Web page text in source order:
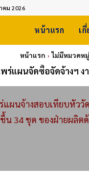
คม 2026
หน้าแรก เ
หน้าแรก ไม่มีหมวดหมู่
ร่แผนจัดซื้อจัดจ้างฯ
แผนจ้างสอบเทียบหัว
น 34 ชุด ของฝ่ายผลิต